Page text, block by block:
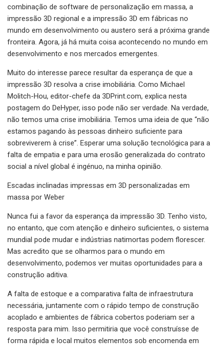
combinação de software de personalização em massa, a
impressão 3D regional e a impressão 3D em fábricas no
mundo em desenvolvimento ou austero será a próxima grande
fronteira. Agora, já há muita coisa acontecendo no mundo em
desenvolvimento e nos mercados emergentes.
Muito do interesse parece resultar da esperança de que a
impressão 3D resolva a crise imobiliária. Como Michael
Molitch-Hou, editor-chefe da 3DPrint.com, explica nesta
postagem do DeHyper, isso pode não ser verdade. Na verdade,
não temos uma crise imobiliária. Temos uma ideia de que “não
estamos pagando às pessoas dinheiro suficiente para
sobreviverem à crise”. Esperar uma solução tecnológica para a
falta de empatia e para uma erosão generalizada do contrato
social a nível global é ingénuo, na minha opinião.
Escadas inclinadas impressas em 3D personalizadas em
massa por Weber
Nunca fui a favor da esperança da impressão 3D. Tenho visto,
no entanto, que com atenção e dinheiro suficientes, o sistema
mundial pode mudar e indústrias natimortas podem florescer.
Mas acredito que se olharmos para o mundo em
desenvolvimento, podemos ver muitas oportunidades para a
construção aditiva.
A falta de estoque e a comparativa falta de infraestrutura
necessária, juntamente com o rápido tempo de construção
acoplado e ambientes de fábrica cobertos poderiam ser a
resposta para mim. Isso permitiria que você construísse de
forma rápida e local muitos elementos sob encomenda em